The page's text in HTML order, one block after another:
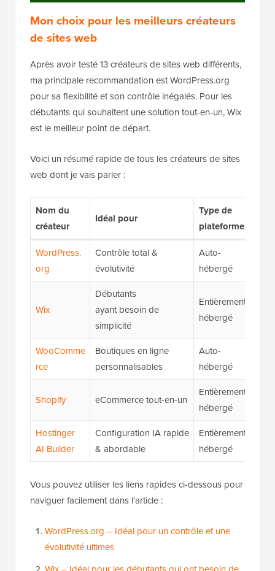
Mon choix pour les meilleurs créateurs
de sites web
Après avoir testé 13 créateurs de sites web différents,
ma principale recommandation est WordPress.org
pour sa flexibilité et son contrôle inégalés. Pour les
débutants qui souhaitent une solution tout-en-un, Wix
est le meilleur point de départ.
Voici un résumé rapide de tous les créateurs de sites
web dont je vais parler :
Nom du
créateur
Idéal pour
Type de
plateforme
WordPress.
org
Contrôle total &
évolutivité
Auto-
hébergé
Wix
Débutants
ayant besoin de
simplicité
Entièrement
hébergé
WooComme
rce
Boutiques en ligne
personnalisables
Auto-
hébergé
Shopify eCommerce tout-en-un
Entièrement
hébergé
Hostinger
AI Builder
Configuration IA rapide
& abordable
Entièrement
hébergé
Vous pouvez utiliser les liens rapides ci-dessous pour
naviguer facilement dans l'article :
WordPress.org – Idéal pour un contrôle et une
évolutivité ultimes